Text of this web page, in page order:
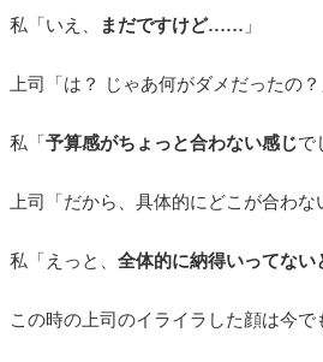
私「いえ、 まだですけど…… 」
上司「は？ じゃあ何がダメだったの？
私「 予算感がちょっと合わない感じで
上司「だから、具体的にどこが合わな
私「えっと、 全体的に納得いってな
この時の上司のイライラした顔は今で